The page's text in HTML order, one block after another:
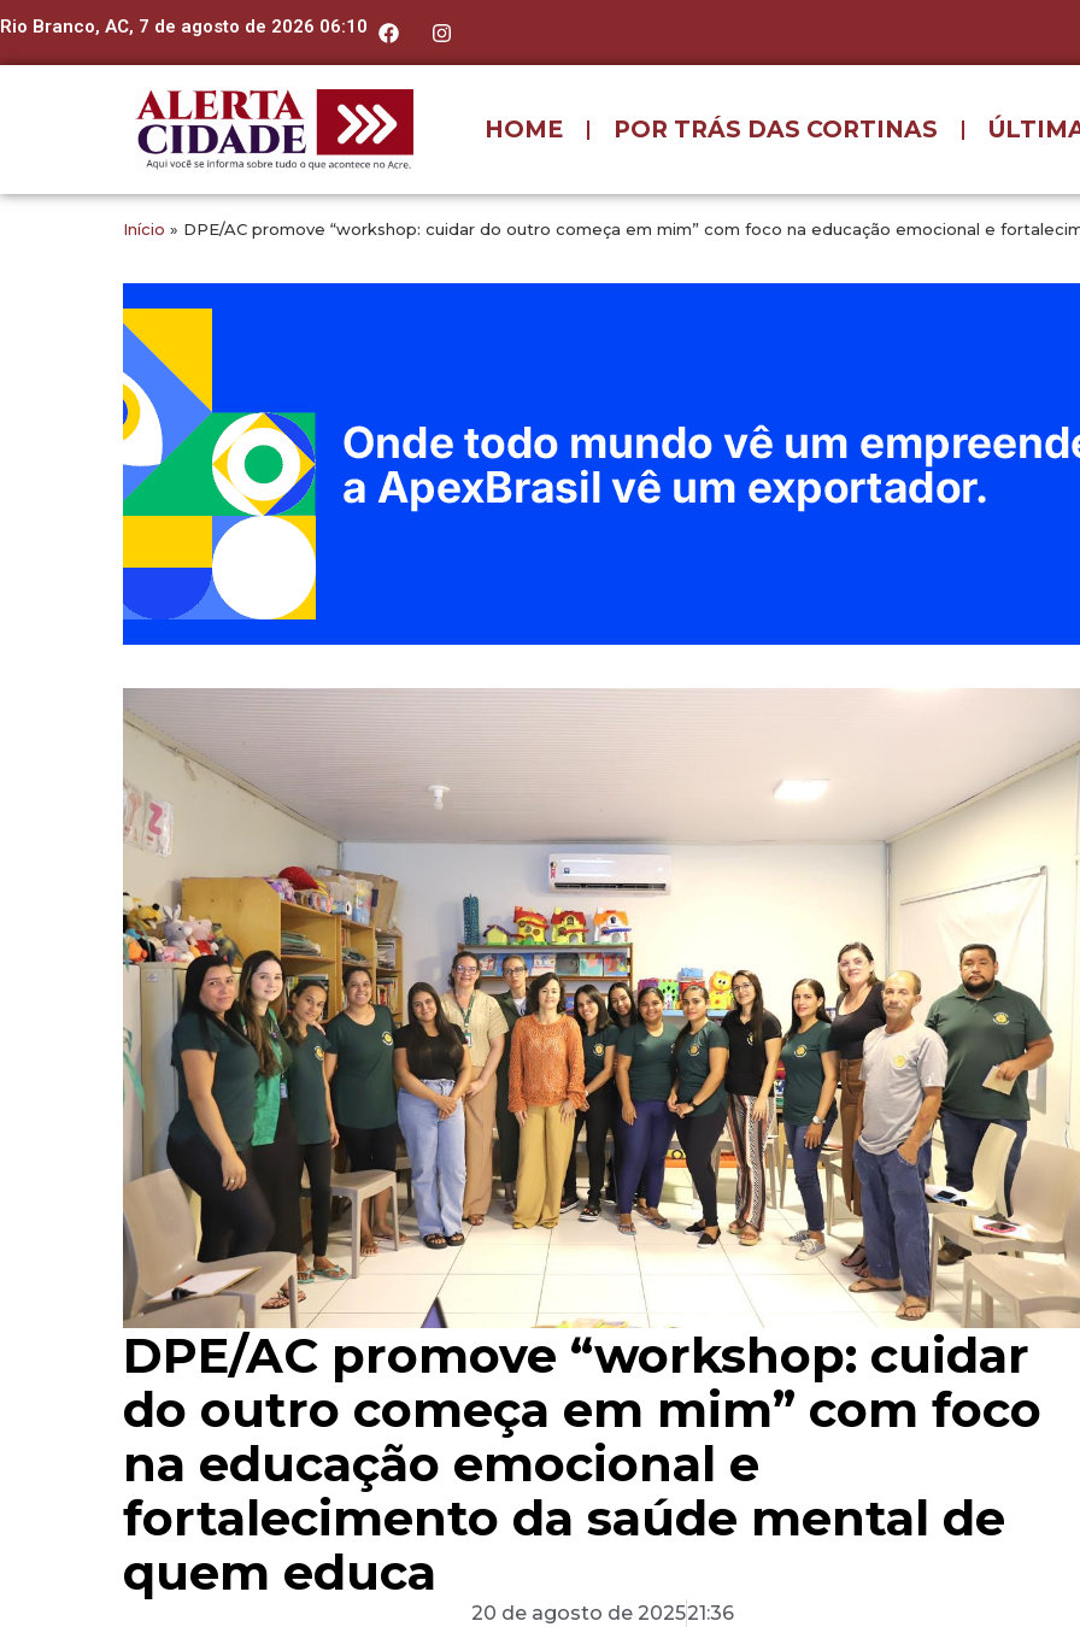
Rio Branco, AC, 7 de agosto de 2026 06:10
HOME POR TRÁS DAS CORTINAS
Início » DPE/AC promove “workshop: cuidar do outro começa em mim” com foco na educação emocional e
DPE/AC promove “workshop: cuidar
do outro começa em mim” com foco
na educação emocional e
fortalecimento da saúde mental de
quem educa
20 de agosto de 202521:36